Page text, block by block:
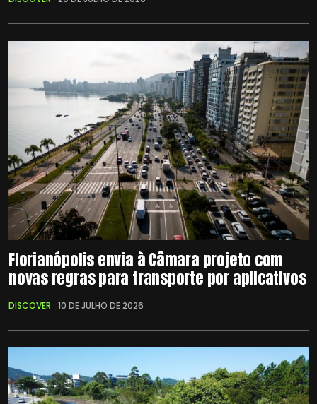
Florianópolis envia à Câmara projeto com
novas regras para transporte por aplicativos
DISCOVER 10 DE JULHO DE 2026